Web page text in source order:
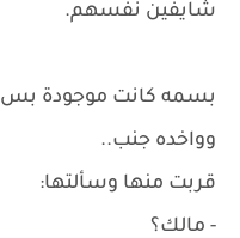
شايفين نفسهم.
بسمه كانت موجودة بس
وواخده جنب..
قربت منها وسألتها:
- مالك؟